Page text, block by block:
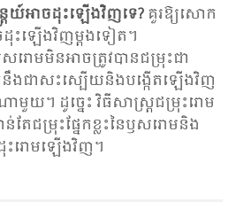
រៃយ៍អាច​ដុះឡើងវិញទេ?គួរ​ឱ្យ​សោក​
ដុះឡើង​វិញម្តងទៀត។
ោមមិនអាចត្រូវបានជម្រុះជា
នឹងជាសះស្បើយនិងបង្កើតឡើងវិញ
យ។ ដូច្នេះ វិធីសាស្រ្តជម្រុះ​រោម
ន់​តែ​ជម្រុះផ្នែកខ្លះនៃឫសរោមនិង
ះ​រោមឡើងវិញ។